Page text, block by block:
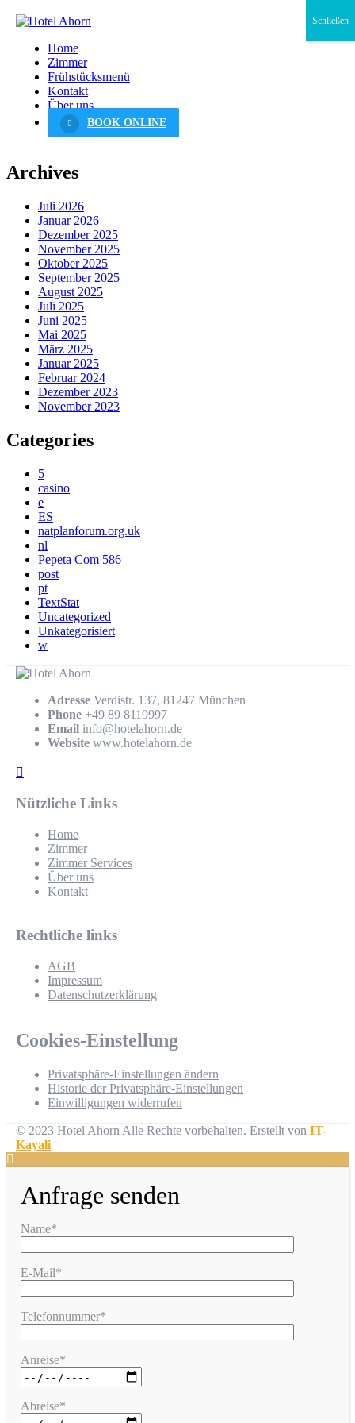
Home
Zimmer
Frühstücksmenü
Kontakt
Über uns
BOOK ONLINE
Archives
Juli 2026
Januar 2026
Dezember 2025
November 2025
Oktober 2025
September 2025
August 2025
Juli 2025
Juni 2025
Mai 2025
März 2025
Januar 2025
Februar 2024
Dezember 2023
November 2023
Categories
5
casino
e
ES
natplanforum.org.uk
nl
Pepeta Com 586
post
pt
TextStat
Uncategorized
Unkategorisiert
w
Adresse Verdistr. 137, 81247 München
Phone +49 89 8119997
Email info@hotelahorn.de
Website www.hotelahorn.de
Nützliche Links
Home
Zimmer
Zimmer Services
Über uns
Kontakt
Rechtliche links
AGB
Impressum
Datenschutzerklärung
Cookies-Einstellung
Privatsphäre-Einstellungen ändern
Historie der Privatsphäre-Einstellungen
Einwilligungen widerrufen
© 2023 Hotel Ahorn Alle Rechte vorbehalten. Erstellt von IT-
Kayali
Anfrage senden
Name*
E-Mail*
Telefonnummer*
Anreise*
Abreise*
Schließen